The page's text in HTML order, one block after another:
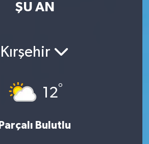
ŞU AN
Kırşehir
12°
Parçalı Bulutlu